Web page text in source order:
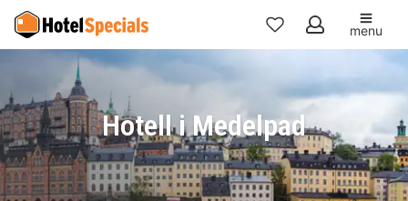
Mina
menu
Hotell i Medelpad